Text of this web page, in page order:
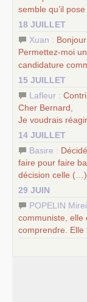
semble qu’il
18 JUILLET
Xuan :
Permettez-moi
candidature
15 JUILLET
Lafleur :
Cher Bernard,
Je voudrais
14 JUILLET
Basire :
faire pour faire
décision celle (…)
29 JUIN
POPELIN
communiste, elle
comprendre.